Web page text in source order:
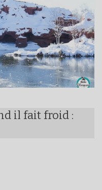
il fait froid :